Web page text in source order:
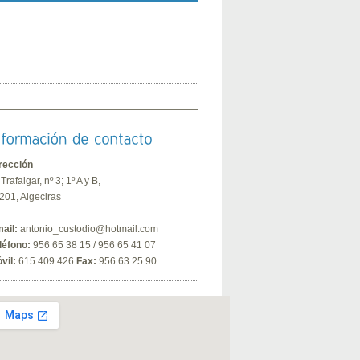
nº 3; 1º A y B,
Algeciras
antonio_custodio@hotmail.com
956 65 38 15 / 956 65 41 07
615 409 426 Fax: 956 63 25 90